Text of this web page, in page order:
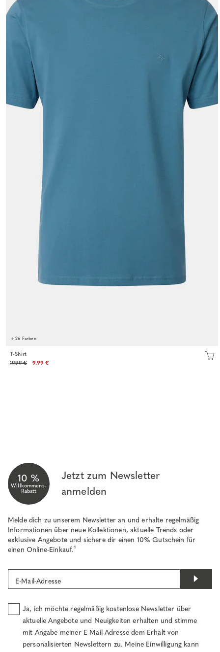
+ 26 Farben
T-Shirt
19.99 €
9.99 €
10 %
Willkommens-
Rabatt
Jetzt zum Newsletter
anmelden
Melde dich zu unserem Newsletter an und erhalte regelmäßig
Informationen über neue Kollektionen, aktuelle Trends oder
exklusive Angebote und sichere dir einen 10% Gutschein für
einen Online-Einkauf.¹
E-Mail-Adresse
Ja, ich möchte regelmäßig kostenlose Newsletter über
aktuelle Angebote und Neuigkeiten erhalten und stimme
mit Angabe meiner E-Mail-Adresse dem Erhalt von
personalisierten Newslettern zu. Meine Einwilligung kann